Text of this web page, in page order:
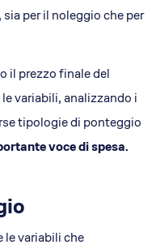
per il noleggio che per
il prezzo finale del
variabili, analizzando i
tipologie di ponteggio
voce di spesa.
le variabili che